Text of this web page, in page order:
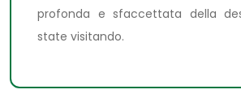
profonda e sfaccettata della
state visitando.